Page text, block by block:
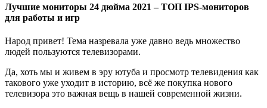
Лучшие мониторы 24 дюйма 2021 – ТОП IPS-мониторов
для работы и игр
Народ привет! Тема назревала уже давно ведь множество
людей пользуются телевизорами.
Да, хоть мы и живем в эру ютуба и просмотр телевидения как
такового уже уходит в историю, всё же покупка нового
телевизора это важная вещь в нашей современной жизни.